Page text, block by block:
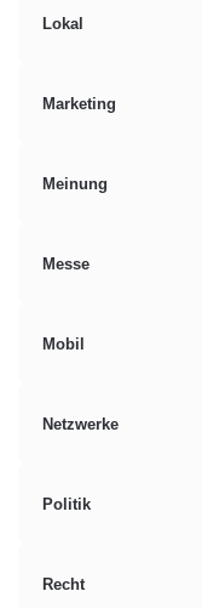
Lokal
Marketing
Meinung
Messe
Mobil
Netzwerke
Politik
Recht